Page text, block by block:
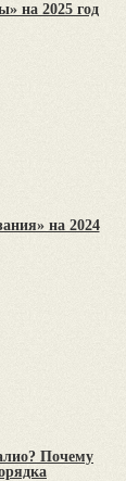
на 2025 год
на 2024
Почему